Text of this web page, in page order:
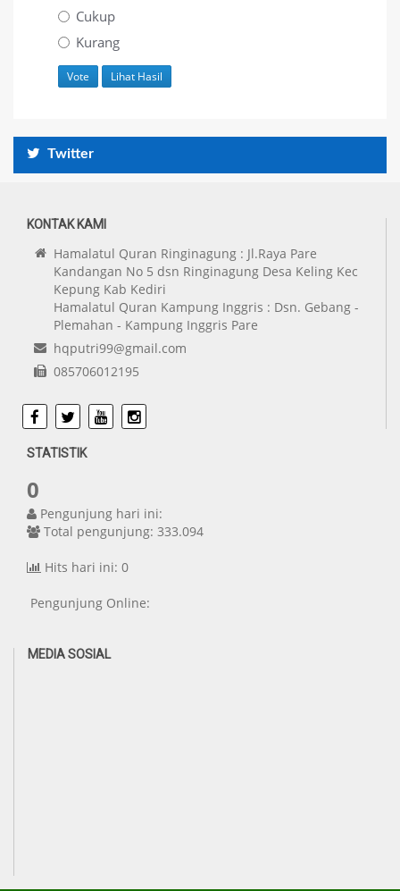
Cukup
Kurang
Twitter
KONTAK KAMI
Hamalatul Quran Ringinagung : Jl.Raya Pare
Kandangan No 5 dsn Ringinagung Desa Keling Kec
Kepung Kab Kediri
Hamalatul Quran Kampung Inggris : Dsn. Gebang -
Plemahan - Kampung Inggris Pare
hqputri99@gmail.com
085706012195
Facebook
TwitterYoutubeInstagram
STATISTIK
0
Pengunjung hari ini:
Total pengunjung: 333.094
Hits hari ini: 0
Pengunjung Online:
MEDIA SOSIAL